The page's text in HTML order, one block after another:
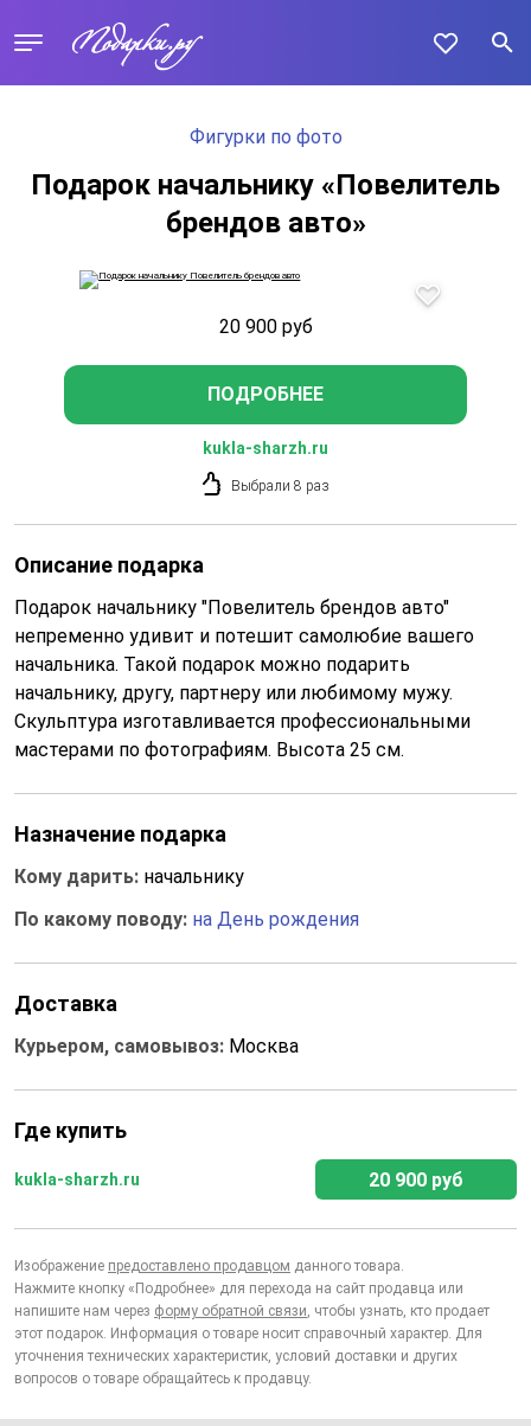
Фигурки по фото
Подарок начальнику «Повелитель
брендов авто»
20 900 руб
ПОДРОБНЕЕ
kukla-sharzh.ru
Выбрали 8 раз
Описание подарка
Подарок начальнику "Повелитель брендов авто"
непременно удивит и потешит самолюбие вашего
начальника. Такой подарок можно подарить
начальнику, другу, партнеру или любимому мужу.
Скульптура изготавливается профессиональными
мастерами по фотографиям. Высота 25 см.
Назначение подарка
Кому дарить: начальнику
По какому поводу: на День рождения
Доставка
Курьером, самовывоз: Москва
Где купить
kukla-sharzh.ru 20 900 руб
Изображение предоставлено продавцом данного товара.
Нажмите кнопку «Подробнее» для перехода на сайт продавца или
напишите нам через форму обратной связи, чтобы узнать, кто продает
этот подарок. Информация о товаре носит справочный характер. Для
уточнения технических характеристик, условий доставки и других
вопросов о товаре обращайтесь к продавцу.